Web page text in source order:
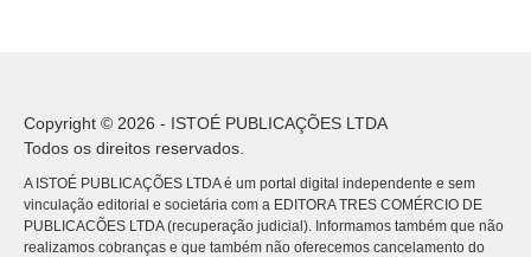
Copyright © 2026 - ISTOÉ PUBLICAÇÕES LTDA
Todos os direitos reservados.
A ISTOÉ PUBLICAÇÕES LTDA é um portal digital independente e sem
vinculação editorial e societária com a EDITORA TRES COMÉRCIO DE
PUBLICACÕES LTDA (recuperação judicial). Informamos também que não
realizamos cobranças e que também não oferecemos cancelamento do